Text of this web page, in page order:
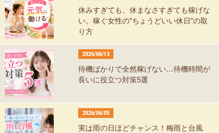
休みすぎても、休まなさすぎても稼げな
い。稼ぐ女性の”ちょうどいい休日”の取
り方
2026/06/13
待機ばかりで全然稼げない…待機時間が
長いに役立つ対策5選
2026/06/05
実は雨の日ほどチャンス！梅雨と台風